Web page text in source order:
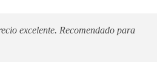
excelente. Recomendado para